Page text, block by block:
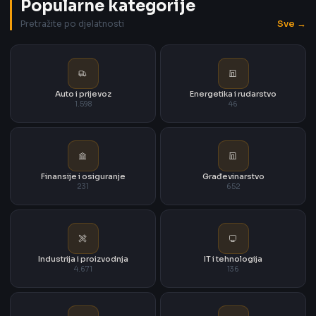
Popularne kategorije
Pretražite po djelatnosti Sve →
Auto i prijevoz
1.598
Energetika i rudarstvo
46
Finansije i osiguranje
231
Građevinarstvo
652
Industrija i proizvodnja
4.671
IT i tehnologija
136